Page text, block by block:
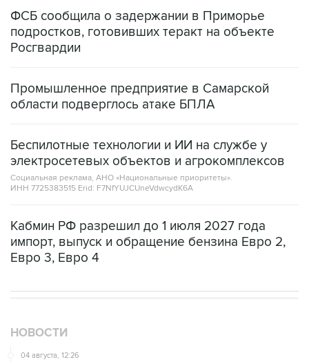
ФСБ сообщила о задержании в Приморье
подростков, готовивших теракт на объекте
Росгвардии
Промышленное предприятие в Самарской
области подверглось атаке БПЛА
Беспилотные технологии и ИИ на службе у
электросетевых объектов и агрокомплексов
Социальная реклама, АНО «Национальные приоритеты».
ИНН 7725383515 Erid: F7NfYUJCUneVdwcydK6A
Кабмин РФ разрешил до 1 июля 2027 года
импорт, выпуск и обращение бензина Евро 2,
Евро 3, Евро 4
НОВОСТИ
04 августа, 12:26